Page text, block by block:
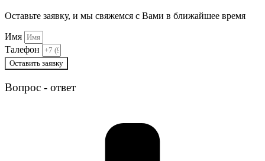
Оставьте заявку, и мы свяжемся с Вами в ближайшее время
Имя
Талефон
Оставить заявку
Вопрос - ответ